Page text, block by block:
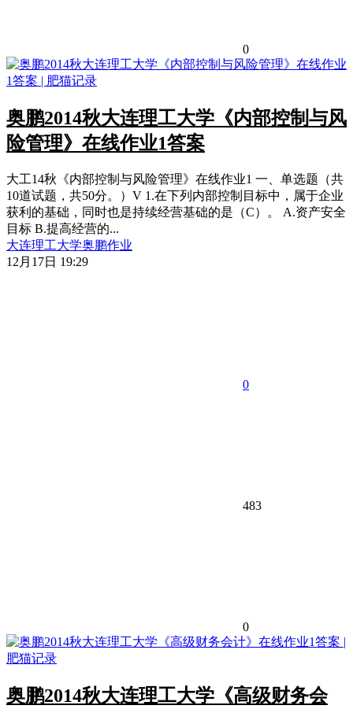
0
奥鹏2014秋大连理工大学《内部控制与风
险管理》在线作业1答案
大工14秋《内部控制与风险管理》在线作业1 一、单选题（共
10道试题，共50分。）V 1.在下列内部控制目标中，属于企业
获利的基础，同时也是持续经营基础的是（C）。 A.资产安全
目标 B.提高经营的...
大连理工大学奥鹏作业
12月17日 19:29
0
483
0
奥鹏2014秋大连理工大学《高级财务会